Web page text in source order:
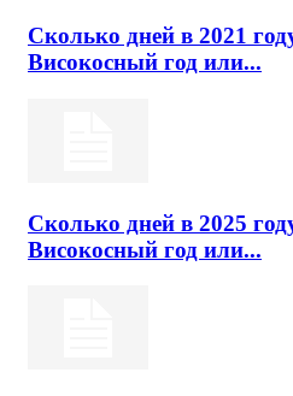
Сколько дней в 2021
Високосный год или...
Сколько дней в 2025
Високосный год или...